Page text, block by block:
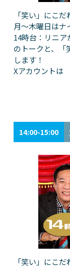
「笑い」にこ
月～木曜日はナ
14時台：リニ
のトークと、「
します！
Xアカウントは
14:00-15:00
「笑い」にこ